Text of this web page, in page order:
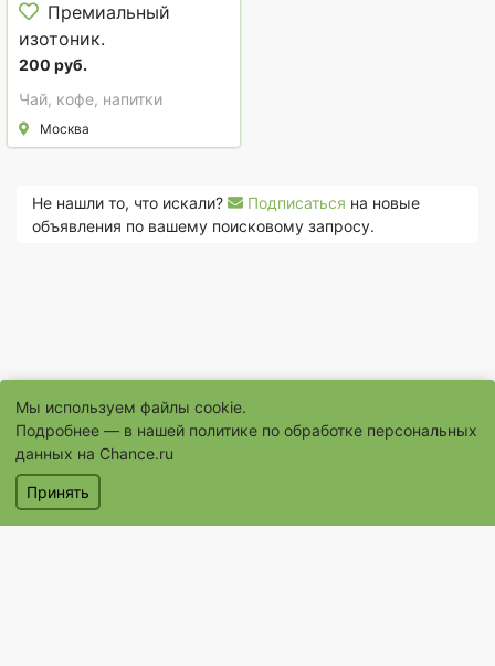
Премиальный
изотоник.
200 руб.
Чай, кофе, напитки
Москва
Не нашли то, что искали? Подписаться на новые
объявления по вашему поисковому запросу.
Мы используем файлы cookie.
Подробнее — в нашей политике по обработке персональных
данных на Chance.ru
Принять
© 1996–2026 Сайт бесплатных объявлений «Шанс.Ру»
® «Шанс», «chance» являются зарегистрированными товарными
знаками